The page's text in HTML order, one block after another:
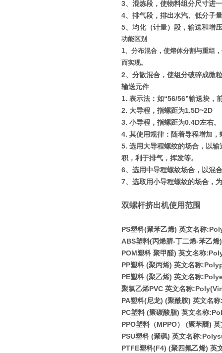
3、混炼段，使物料组分尺寸进
4、排气段，排出水汽、低分子
5、均化（计量）段，输送和增
功能区别
1、分布混合，使熔体分割与重组
而实现。
2、分散混合，使组分破碎成微
输送元件
1. 表示法：如“56/56”输送块，
2. 大导程，指螺距为1.5D~2D
3. 小导程，指螺距为0.4D左右。
4. 其使用规律：随着导程增加
5. 选用大导程螺纹的场合，以
积，利于排气，挥发等。
6、选用中导程螺纹场合，以混
7、选取用小导程螺纹的场合，
双螺杆挤出机使用范围
PS塑料(聚苯乙烯) 英文名称
ABS塑料(丙烯腈-丁二烯-苯乙烯)
POM塑料 聚甲醛) 英文名称
PP塑料 (聚丙烯) 英文名称
PE塑料 (聚乙烯) 英文名称
聚氯乙烯PVC 英文名称
PA塑料(尼龙) (聚酰胺) 英文名称
PC塑料 (聚碳酸脂) 英文名称
PPO塑料（MPPO） (聚苯醚) 英
PSU塑料 (聚砜) 英文名称
PTFE塑料(F4) (聚四氟乙烯) 英